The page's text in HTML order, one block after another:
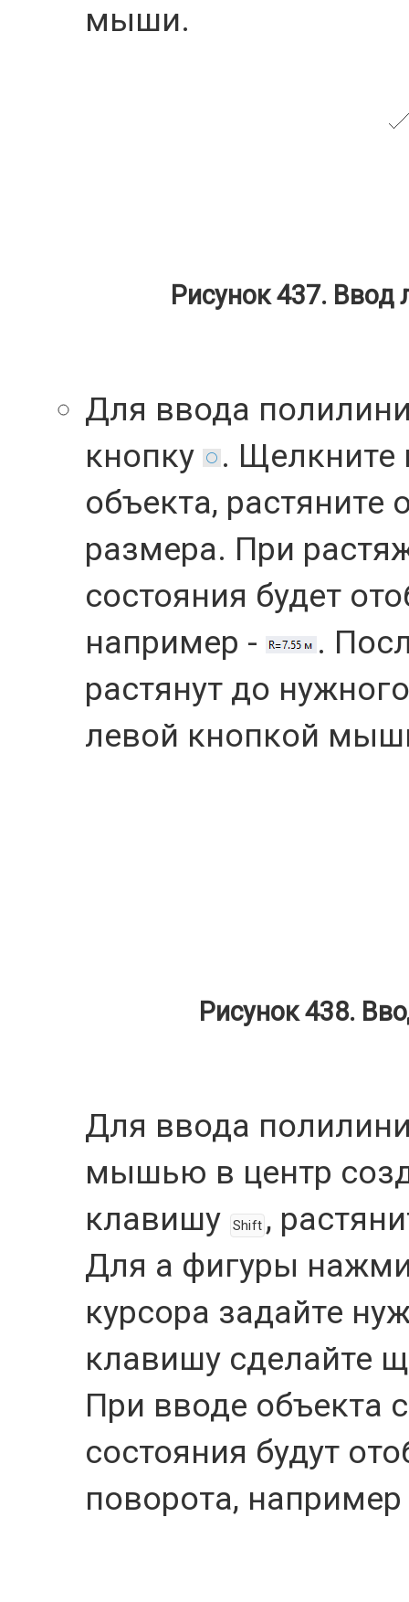
мыши.
Рисунок 437.
Для ввода
кнопку
.
объекта, растяните
размера. При
состояния будет
например -
.
растянут до
левой кнопкой
Рисунок 438.
Для ввода
мышью в центр
клавишу
Shift ,
Для а фигуры
курсора задайте
клавишу сделайте
При вводе объекта
состояния будут
поворота, например